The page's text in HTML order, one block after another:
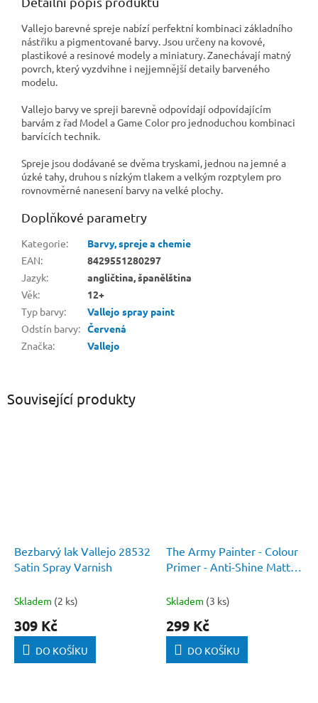
Související produkty
Bezbarvý lak Vallejo 28532
Satin Spray Varnish
Skladem (2 ks)
309 Kč
DO KOŠÍKU
The Army Painter - Colour
Primer - Anti-Shine Matt
Skladem (3 ks)
299 Kč
DO KOŠÍKU
Vallejo barevné spreje nabízí perfektní kombinaci základního
nástřiku a pigmentované barvy. Jsou určeny na kovové,
plastikové a resinové modely a miniatury. Zanechávají matný
povrch, který vyzdvihne i nejjemnější detaily barveného
modelu.
Vallejo barvy ve spreji barevně odpovídají odpovídajícím
barvám z řad Model a Game Color pro jednoduchou kombinaci
barvících technik.
Spreje jsou dodávané se dvěma tryskami, jednou na jemné a
úzké tahy, druhou s nízkým tlakem a velkým rozptylem pro
rovnovměrné nanesení barvy na velké plochy.
Doplňkové parametry
Kategorie:
Barvy, spreje a chemie
EAN:
8429551280297
Jazyk:
angličtina, španělština
Věk:
12+
Typ barvy:
Vallejo spray paint
Odstín barvy: Červená
Značka: Vallejo